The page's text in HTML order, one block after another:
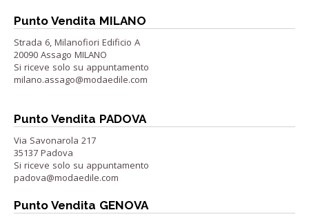
Punto Vendita MILANO
Strada 6, Milanofiori Edificio A
20090 Assago MILANO
Si riceve solo su appuntamento
milano.assago@modaedile.com
Punto Vendita PADOVA
Via Savonarola 217
35137 Padova
Si riceve solo su appuntamento
padova@modaedile.com
Punto Vendita GENOVA